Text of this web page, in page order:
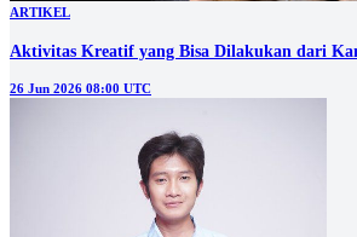
ARTIKEL
Aktivitas Kreatif yang Bisa Dilakukan dari
26 Jun 2026 08:00 UTC